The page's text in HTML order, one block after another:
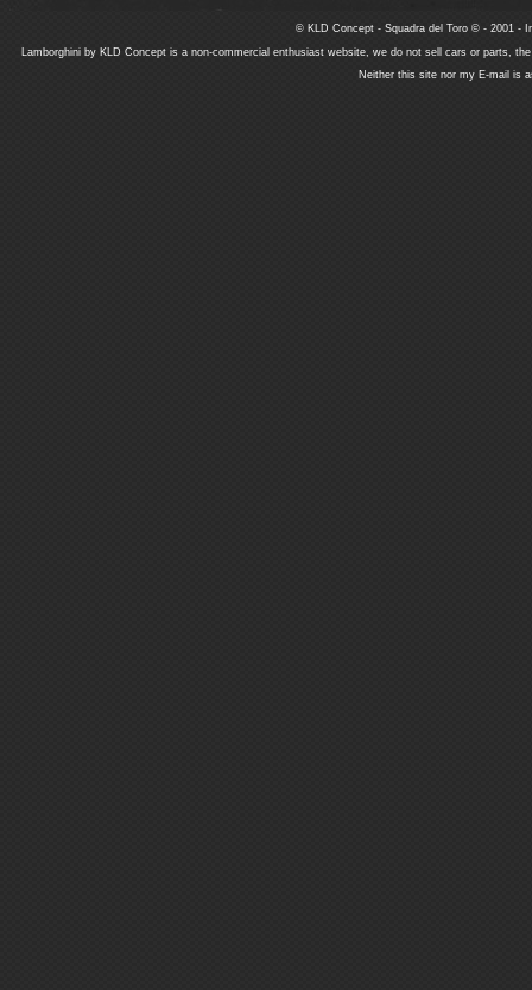
© KLD Concept - Squadra del Toro © - 2001 -
Lamborghini by KLD Concept is a non-commercial enthusiast website, we do not sell cars or parts,
Neither this site nor my E-mail is